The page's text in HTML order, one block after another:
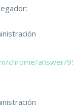
chrome/answer/